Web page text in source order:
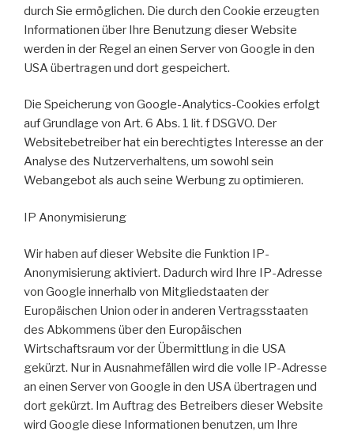
durch Sie ermöglichen. Die durch den Cookie erzeugten
Informationen über Ihre Benutzung dieser Website
werden in der Regel an einen Server von Google in den
USA übertragen und dort gespeichert.
Die Speicherung von Google-Analytics-Cookies erfolgt
auf Grundlage von Art. 6 Abs. 1 lit. f DSGVO. Der
Websitebetreiber hat ein berechtigtes Interesse an der
Analyse des Nutzerverhaltens, um sowohl sein
Webangebot als auch seine Werbung zu optimieren.
IP Anonymisierung
Wir haben auf dieser Website die Funktion IP-
Anonymisierung aktiviert. Dadurch wird Ihre IP-Adresse
von Google innerhalb von Mitgliedstaaten der
Europäischen Union oder in anderen Vertragsstaaten
des Abkommens über den Europäischen
Wirtschaftsraum vor der Übermittlung in die USA
gekürzt. Nur in Ausnahmefällen wird die volle IP-Adresse
an einen Server von Google in den USA übertragen und
dort gekürzt. Im Auftrag des Betreibers dieser Website
wird Google diese Informationen benutzen, um Ihre